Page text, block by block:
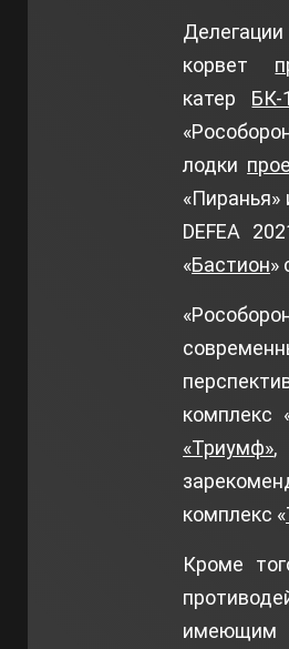
корвет
катер БК-
лодки
DEFEA
«Бастион»
комплекс
«Триумф»,
комплекс «
Кроме
имеющим